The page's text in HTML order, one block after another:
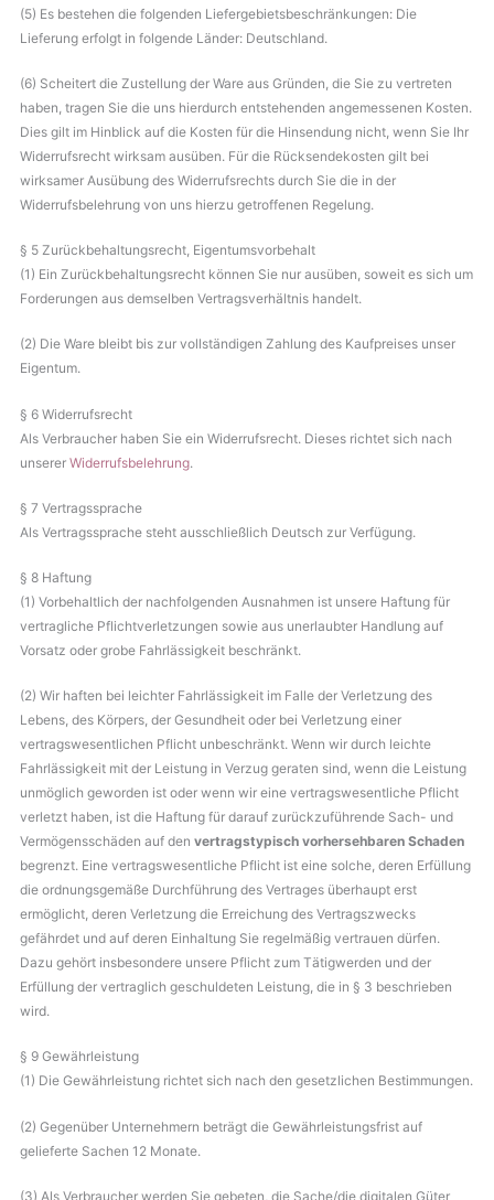
(5) Es bestehen die folgenden Liefergebietsbeschränkungen: Die
Lieferung erfolgt in folgende Länder: Deutschland.
(6) Scheitert die Zustellung der Ware aus Gründen, die Sie zu vertreten
haben, tragen Sie die uns hierdurch entstehenden angemessenen Kosten.
Dies gilt im Hinblick auf die Kosten für die Hinsendung nicht, wenn Sie Ihr
Widerrufsrecht wirksam ausüben. Für die Rücksendekosten gilt bei
wirksamer Ausübung des Widerrufsrechts durch Sie die in der
Widerrufsbelehrung von uns hierzu getroffenen Regelung.
§ 5 Zurückbehaltungsrecht, Eigentumsvorbehalt
(1) Ein Zurückbehaltungsrecht können Sie nur ausüben, soweit es sich um
Forderungen aus demselben Vertragsverhältnis handelt.
(2) Die Ware bleibt bis zur vollständigen Zahlung des Kaufpreises unser
Eigentum.
§ 6 Widerrufsrecht
Als Verbraucher haben Sie ein Widerrufsrecht. Dieses richtet sich nach
unsererWiderrufsbelehrung.
§ 7 Vertragssprache
Als Vertragssprache steht ausschließlich Deutsch zur Verfügung.
§ 8 Haftung
(1) Vorbehaltlich der nachfolgenden Ausnahmen ist unsere Haftung für
vertragliche Pflichtverletzungen sowie aus unerlaubter Handlung auf
Vorsatz oder grobe Fahrlässigkeit beschränkt.
(2) Wir haften bei leichter Fahrlässigkeit im Falle der Verletzung des
Lebens, des Körpers, der Gesundheit oder bei Verletzung einer
vertragswesentlichen Pflicht unbeschränkt. Wenn wir durch leichte
Fahrlässigkeit mit der Leistung in Verzug geraten sind, wenn die Leistung
unmöglich geworden ist oder wenn wir eine vertragswesentliche Pflicht
verletzt haben, ist die Haftung für darauf zurückzuführende Sach- und
Vermögensschäden auf denvertragstypisch vorhersehbaren Schaden
begrenzt. Eine vertragswesentliche Pflicht ist eine solche, deren Erfüllung
die ordnungsgemäße Durchführung des Vertrages überhaupt erst
ermöglicht, deren Verletzung die Erreichung des Vertragszwecks
gefährdet und auf deren Einhaltung Sie regelmäßig vertrauen dürfen.
Dazu gehört insbesondere unsere Pflicht zum Tätigwerden und der
Erfüllung der vertraglich geschuldeten Leistung, die in § 3 beschrieben
wird.
§ 9 Gewährleistung
(1) Die Gewährleistung richtet sich nach den gesetzlichen Bestimmungen.
(2) Gegenüber Unternehmern beträgt die Gewährleistungsfrist auf
gelieferte Sachen 12 Monate.
(3) Als Verbraucher werden Sie gebeten, die Sache/die digitalen Güter